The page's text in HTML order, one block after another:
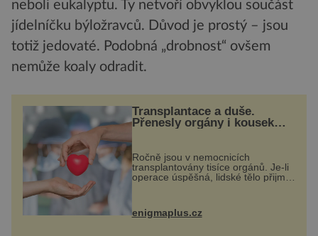
neboli eukalyptu. Ty netvoří obvyklou součást
jídelníčku býložravců. Důvod je prostý – jsou
totiž jedovaté. Podobná „drobnost“ ovšem
nemůže koaly odradit.
Transplantace a duše.
Přenesly orgány i kousek
Ročně jsou v nemocnicích
transplantovány tisíce orgánů. Je-li
operace úspěšná, lidské tělo přijme
co když při transplantaci
nepřijímám...
enigmaplus.cz